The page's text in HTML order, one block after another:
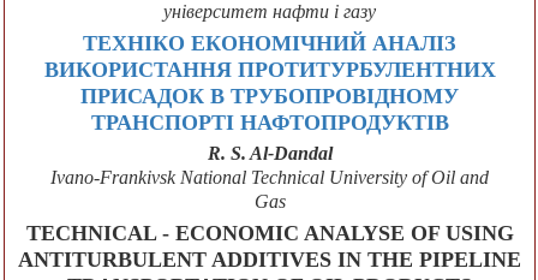
університет нафти і газу
ТЕХНІКО ЕКОНОМІЧНИЙ АНАЛІЗ
ВИКОРИСТАННЯ ПРОТИТУРБУЛЕНТНИХ
ПРИСАДОК В ТРУБОПРОВІДНОМУ
ТРАНСПОРТІ НАФТОПРОДУКТІВ
R. S. Al-Dandal
Ivano-Frankivsk National Technical University of Oil and
Gas
TECHNICAL - ECONOMIC ANALYSE OF USING
ANTITURBULENT ADDITIVES IN THE PIPELINE